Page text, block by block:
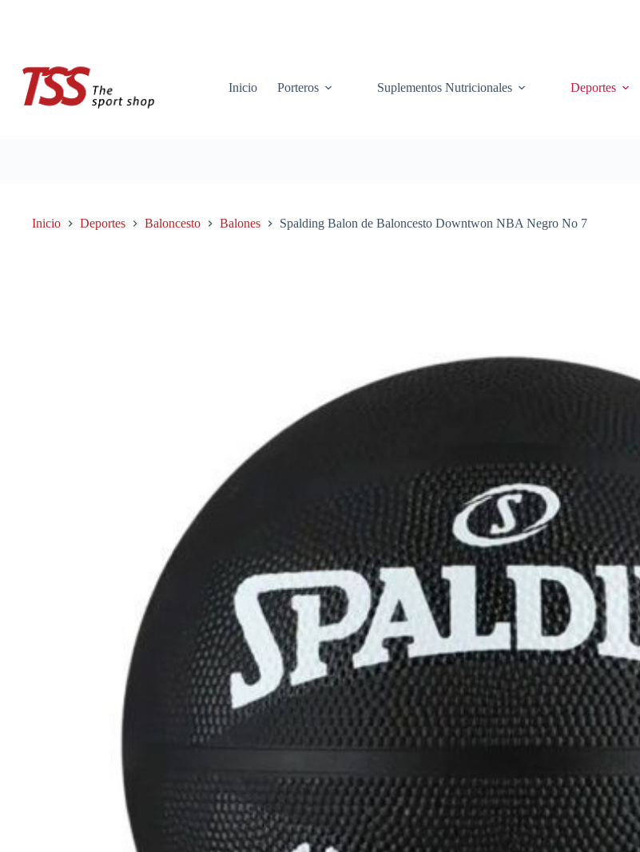
Inicio Porteros Suplementos Nutricionales Deportes
Inicio Deportes Baloncesto Balones Spalding Balon de Baloncesto Downtwon NBA Negro No 7